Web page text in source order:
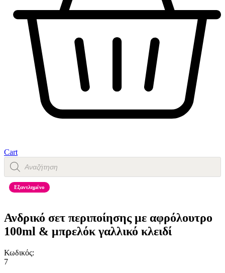
Cart
Products
search
Εξαντλημένο
Ανδρικό σετ περιποίησης με αφρόλουτρο
100ml & μπρελόκ γαλλικό κλειδί
Κωδικός:
7